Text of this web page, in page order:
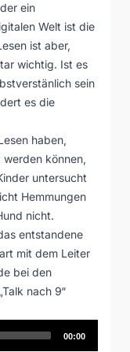
ein
Welt ist die
ist aber,
wichtig. Ist es
sein
es die
haben,
können,
untersucht
Hemmungen
nicht.
entstandene
mit dem Leiter
bei den
nach 9“
00:00